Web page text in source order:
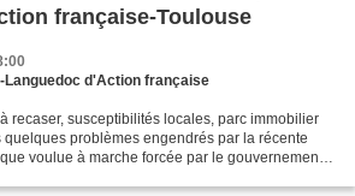
française-Toulouse
Languedoc d'Action française
recaser, susceptibilités locales, parc immobilier
quelques problèmes engendrés par la récente
voulue à marche forcée par le gouvernement.